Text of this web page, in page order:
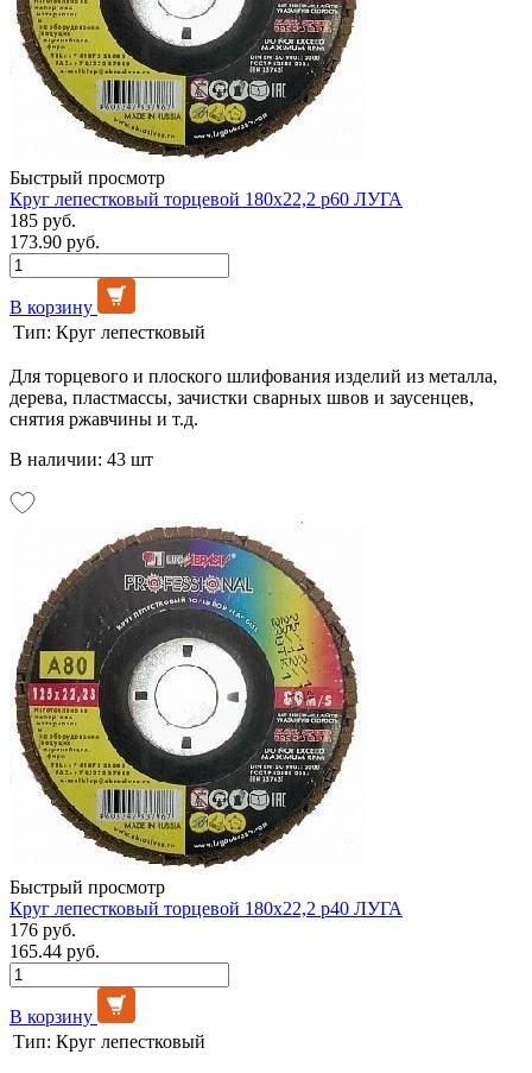
Быстрый просмотр
Круг лепестковый торцевой 180х22,2 р60 ЛУГА
185 руб.
173.90 руб.
В корзину
Тип: Круг лепестковый
Для торцевого и плоского шлифования изделий из металла,
дерева, пластмассы, зачистки сварных швов и заусенцев,
снятия ржавчины и т.д.
В наличии: 43 шт
Быстрый просмотр
Круг лепестковый торцевой 180х22,2 р40 ЛУГА
176 руб.
165.44 руб.
В корзину
Тип: Круг лепестковый